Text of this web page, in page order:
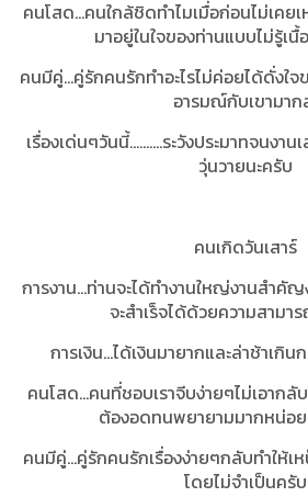
คนโสด...คนใกล้ชิดทำไมเมื่อก่อนไม่เค
มาอยู่ในใจของท่านแบบไม่รู้เ
คนมีคู่...คู่รักคนรักทำอะไรไม่ค่อยได้ดั่งใ
อารมณ์กับเขามาก
เรื่องเด่นๆวันนี้..........ระวังประมาทจนงา
วุ่นวายนะครับ
คนเกิดวันเสาร์
การงาน...ท่านจะได้ทำงานใหญ่งานสำ
จะสำเร็จได้ด้วยความสามา
การเงิน...ได้เงินมายากและล่าช้าเกิ
คนโสด...คนที่ชอบเราจีบง่ายๆไม่เอาก
ต้องอดทนพยายามมากหน่อ
คนมีคู่...คู่รักคนรักเรื่องง่ายๆกลับทำให้เ
โดยไม่จำเป็นครับ